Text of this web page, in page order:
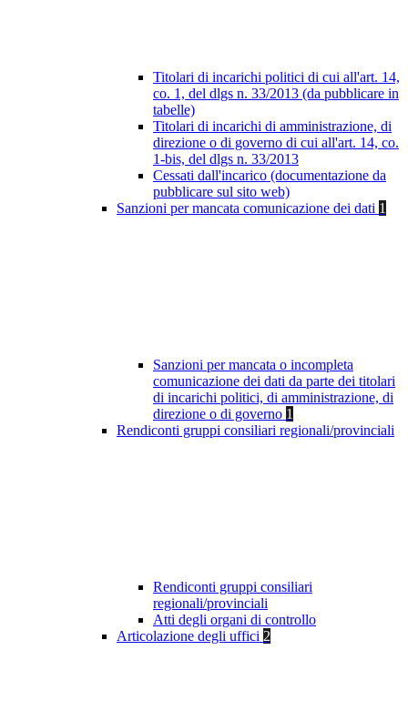
Titolari di incarichi politici di cui all'art. 14,
co. 1, del dlgs n. 33/2013 (da pubblicare in
tabelle)
Titolari di incarichi di amministrazione, di
direzione o di governo di cui all'art. 14, co.
1-bis, del dlgs n. 33/2013
Cessati dall'incarico (documentazione da
pubblicare sul sito web)
Sanzioni per mancata comunicazione dei dati 1
Sanzioni per mancata o incompleta
comunicazione dei dati da parte dei titolari
di incarichi politici, di amministrazione, di
direzione o di governo 1
Rendiconti gruppi consiliari regionali/provinciali
Rendiconti gruppi consiliari
regionali/provinciali
Atti degli organi di controllo
Articolazione degli uffici 2